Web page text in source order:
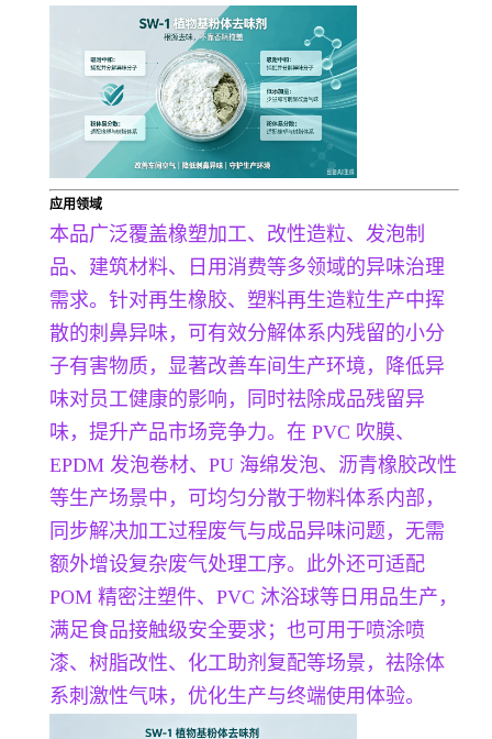
应用领域
本品广泛覆盖橡塑加工、改性造粒、发泡制
品、建筑材料、日用消费等多领域的异味治理
需求。针对再生橡胶、塑料再生造粒生产中挥
散的刺鼻异味，可有效分解体系内残留的小分
子有害物质，显著改善车间生产环境，降低异
味对员工健康的影响，同时祛除成品残留异
味，提升产品市场竞争力。在 PVC 吹膜、
EPDM 发泡卷材、PU 海绵发泡、沥青橡胶改性
等生产场景中，可均匀分散于物料体系内部，
同步解决加工过程废气与成品异味问题，无需
额外增设复杂废气处理工序。此外还可适配
POM 精密注塑件、PVC 沐浴球等日用品生产，
满足食品接触级安全要求；也可用于喷涂喷
漆、树脂改性、化工助剂复配等场景，祛除体
系刺激性气味，优化生产与终端使用体验。